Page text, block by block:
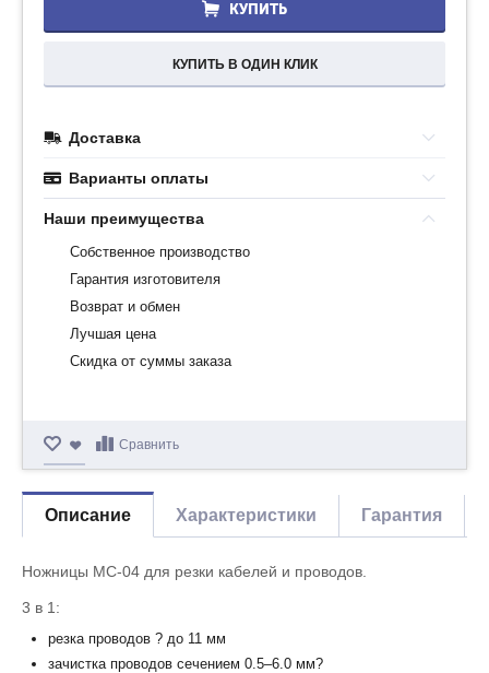
КУПИТЬ
КУПИТЬ В ОДИН КЛИК
Доставка
Варианты оплаты
Наши преимущества
Собственное производство
Гарантия изготовителя
Возврат и обмен
Лучшая цена
Скидка от суммы заказа
Сравнить
Описание Характеристики Гарантия
Ножницы МС-04 для резки кабелей и проводов.
3 в 1:
резка проводов ? до 11 мм
зачистка проводов сечением 0.5–6.0 мм?